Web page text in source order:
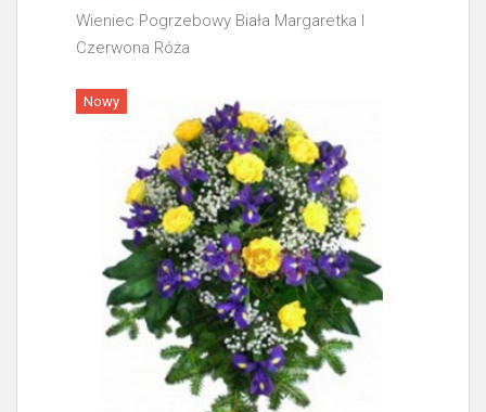
Wieniec Pogrzebowy Biała Margaretka I
Czerwona Róża
Więcej
Nowy